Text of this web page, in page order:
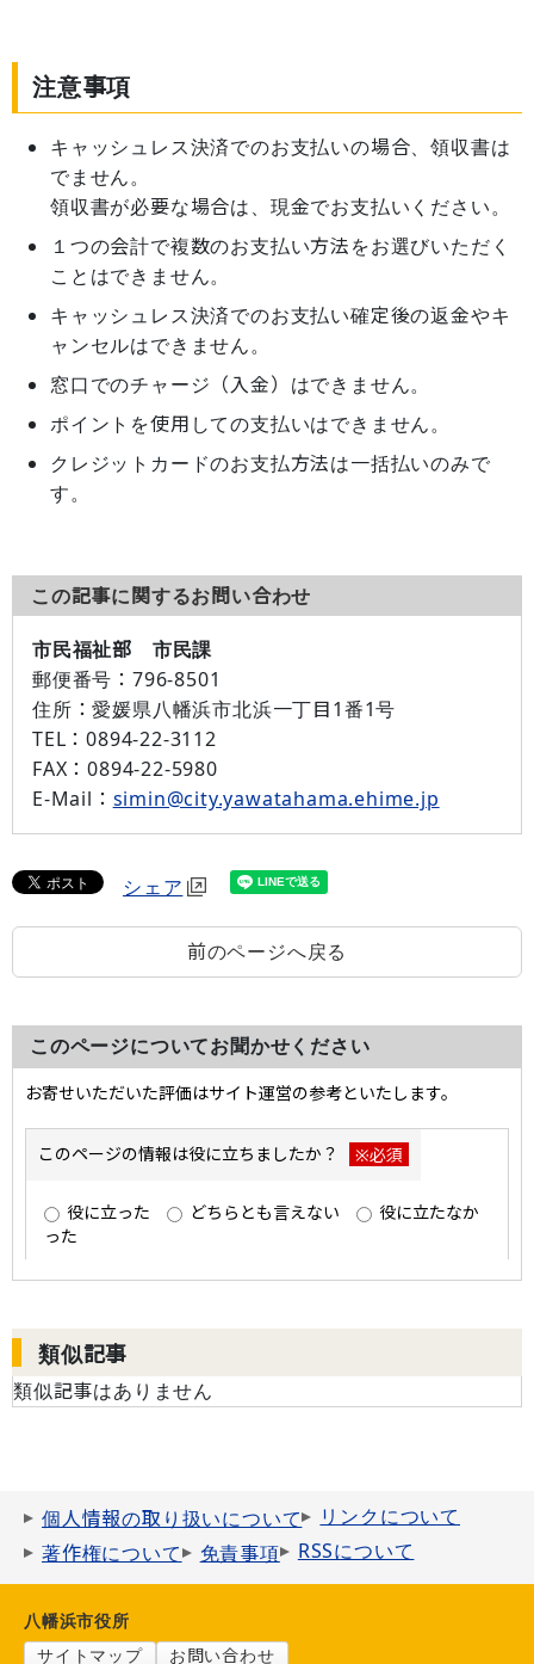
注意事項
キャッシュレス決済でのお支払いの場合、領収書は
でません。
領収書が必要な場合は、現金でお支払いください。
１つの会計で複数のお支払い方法をお選びいただく
ことはできません。
キャッシュレス決済でのお支払い確定後の返金やキ
ャンセルはできません。
窓口でのチャージ（入金）はできません。
ポイントを使用しての支払いはできません。
クレジットカードのお支払方法は一括払いのみで
す。
この記事に関するお問い合わせ
市民福祉部 市民課
郵便番号： 796-8501
住所：愛媛県八幡浜市北浜一丁目1番1号
TEL：0894-22-3112
FAX：0894-22-5980
E-Mail： simin@city.yawatahama.ehime.jp
シェア
前のページへ戻る
このページについてお聞かせください
類似記事
類似記事はありません
個人情報の取り扱いについて
リンクについて
著作権について
免責事項 RSSについて
八幡浜市役所
サイトマップ
お問い合わせ